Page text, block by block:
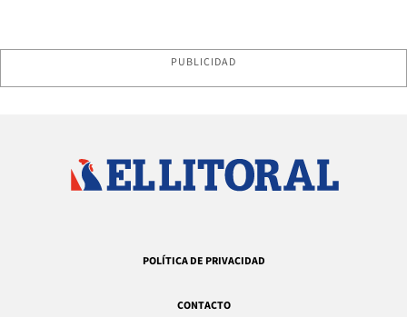
PUBLICIDAD
POLÍTICA DE PRIVACIDAD
CONTACTO